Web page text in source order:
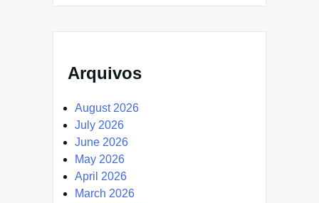
Arquivos
August 2026
July 2026
June 2026
May 2026
April 2026
March 2026